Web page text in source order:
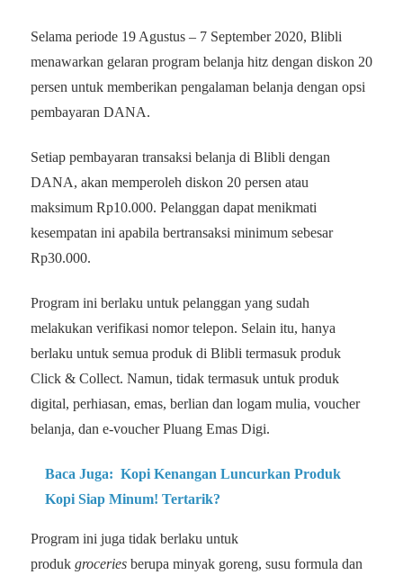
Selama periode 19 Agustus – 7 September 2020, Blibli
menawarkan gelaran program belanja hitz dengan diskon 20
persen untuk memberikan pengalaman belanja dengan opsi
pembayaran DANA.
Setiap pembayaran transaksi belanja di Blibli dengan
DANA, akan memperoleh diskon 20 persen atau
maksimum Rp10.000. Pelanggan dapat menikmati
kesempatan ini apabila bertransaksi minimum sebesar
Rp30.000.
Program ini berlaku untuk pelanggan yang sudah
melakukan verifikasi nomor telepon. Selain itu, hanya
berlaku untuk semua produk di Blibli termasuk produk
Click & Collect. Namun, tidak termasuk untuk produk
digital, perhiasan, emas, berlian dan logam mulia, voucher
belanja, dan e-voucher Pluang Emas Digi.
Baca Juga: Kopi Kenangan Luncurkan Produk
Kopi Siap Minum! Tertarik?
Program ini juga tidak berlaku untuk
produk groceries berupa minyak goreng, susu formula dan